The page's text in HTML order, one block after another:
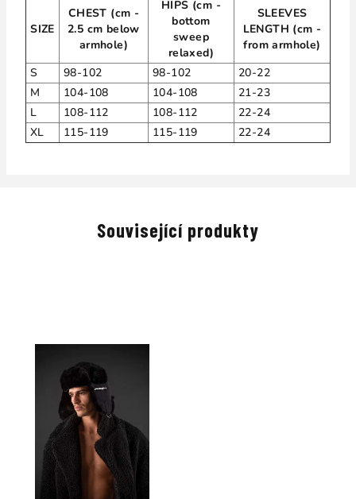
SIZE
CHEST (cm -
2.5 cm below
armhole)
HIPS (cm -
bottom
sweep
relaxed)
SLEEVES
LENGTH (cm -
from armhole)
S
98-102 98-102
20-22
M
104-108 104-108
21-23
L
108-112 108-112
22-24
XL
115-119 115-119 22-24
Související produkty